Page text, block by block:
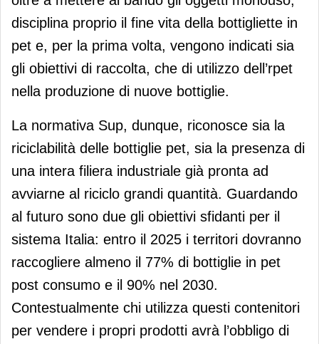
disciplina proprio il fine vita della bottigliette in
pet e, per la prima volta, vengono indicati sia
gli obiettivi di raccolta, che di utilizzo dell’rpet
nella produzione di nuove bottiglie.
La normativa Sup, dunque, riconosce sia la
riciclabilità delle bottiglie pet, sia la presenza di
una intera filiera industriale già pronta ad
avviarne al riciclo grandi quantità. Guardando
al futuro sono due gli obiettivi sfidanti per il
sistema Italia: entro il 2025 i territori dovranno
raccogliere almeno il 77% di bottiglie in pet
post consumo e il 90% nel 2030.
Contestualmente chi utilizza questi contenitori
per vendere i propri prodotti avrà l’obbligo di